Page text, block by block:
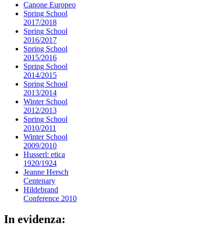
Canone Europeo
Spring School
2017/2018
Spring School
2016/2017
Spring School
2015/2016
Spring School
2014/2015
Spring School
2013/2014
Winter School
2012/2013
Spring School
2010/2011
Winter School
2009/2010
Husserl: etica
1920/1924
Jeanne Hersch
Centenary
Hildebrand
Conference 2010
In evidenza: